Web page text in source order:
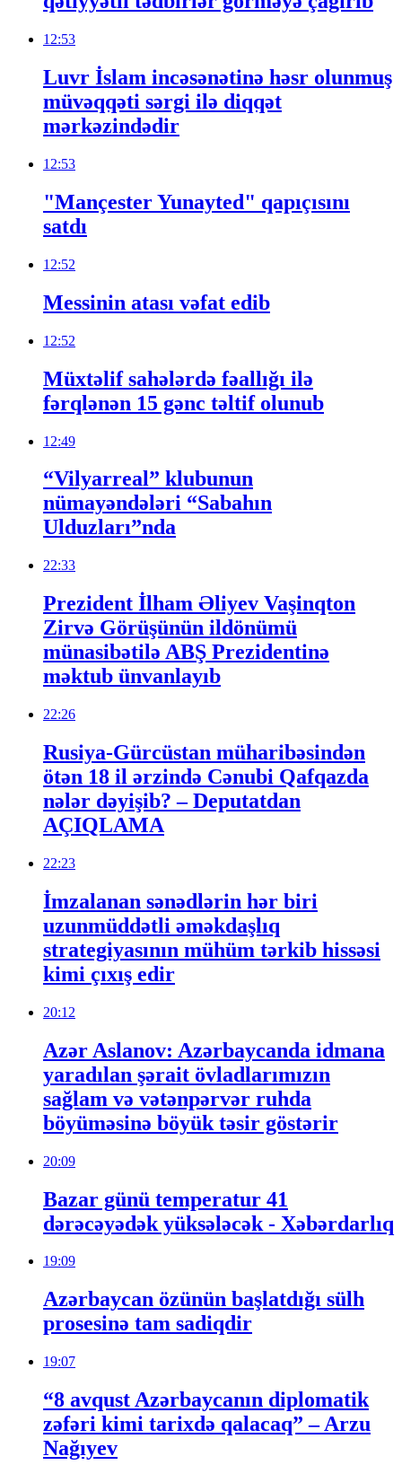
12:53
Luvr İslam incəsənətinə həsr olunmuş
müvəqqəti sərgi ilə diqqət
mərkəzindədir
12:53
"Mançester Yunayted" qapıçısını
satdı
12:52
Messinin atası vəfat edib
12:52
Müxtəlif sahələrdə fəallığı ilə
fərqlənən 15 gənc təltif olunub
12:49
“Vilyarreal” klubunun
nümayəndələri “Sabahın
Ulduzları”nda
22:33
Prezident İlham Əliyev Vaşinqton
Zirvə Görüşünün ildönümü
münasibətilə ABŞ Prezidentinə
məktub ünvanlayıb
22:26
Rusiya-Gürcüstan müharibəsindən
ötən 18 il ərzində Cənubi Qafqazda
nələr dəyişib? – Deputatdan
AÇIQLAMA
22:23
İmzalanan sənədlərin hər biri
uzunmüddətli əməkdaşlıq
strategiyasının mühüm tərkib hissəsi
kimi çıxış edir
20:12
Azər Aslanov: Azərbaycanda idmana
yaradılan şərait övladlarımızın
sağlam və vətənpərvər ruhda
böyüməsinə böyük təsir göstərir
20:09
Bazar günü temperatur 41
dərəcəyədək yüksələcək - Xəbərdarlıq
19:09
Azərbaycan özünün başlatdığı sülh
prosesinə tam sadiqdir
19:07
“8 avqust Azərbaycanın diplomatik
zəfəri kimi tarixdə qalacaq” – Arzu
Nağıyev